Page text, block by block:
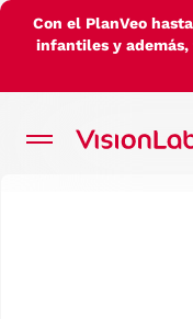
Con el PlanVeo
infantiles y además,